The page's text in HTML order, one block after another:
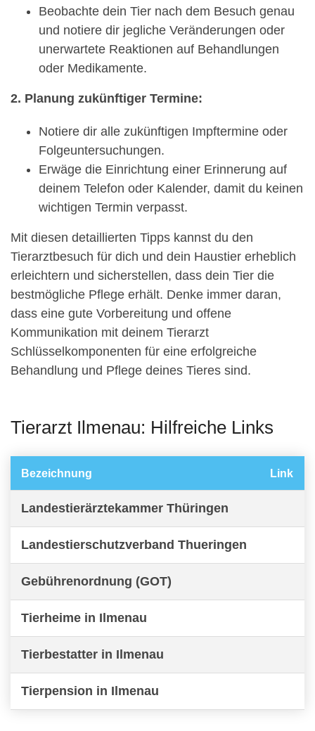
Beobachte dein Tier nach dem Besuch genau
und notiere dir jegliche Veränderungen oder
unerwartete Reaktionen auf Behandlungen
oder Medikamente.
2. Planung zukünftiger Termine:
Notiere dir alle zukünftigen Impftermine oder
Folgeuntersuchungen.
Erwäge die Einrichtung einer Erinnerung auf
deinem Telefon oder Kalender, damit du keinen
wichtigen Termin verpasst.
Mit diesen detaillierten Tipps kannst du den
Tierarztbesuch für dich und dein Haustier erheblich
erleichtern und sicherstellen, dass dein Tier die
bestmögliche Pflege erhält. Denke immer daran,
dass eine gute Vorbereitung und offene
Kommunikation mit deinem Tierarzt
Schlüsselkomponenten für eine erfolgreiche
Behandlung und Pflege deines Tieres sind.
Tierarzt Ilmenau: Hilfreiche Links
Bezeichnung Link
Landestierärztekammer Thüringen
Landestierschutzverband Thueringen
Gebührenordnung (GOT)
Tierheime in Ilmenau
Tierbestatter in Ilmenau
Tierpension in Ilmenau